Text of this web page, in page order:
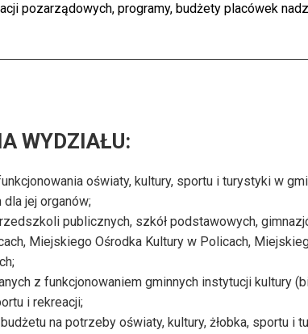
pozarządowych, programy, budżety placówek
WYDZIAŁU:
oświaty, kultury, sportu i turystyki w
jej organów;
publicznych, szkół podstawowych,
Miejskiego Ośrodka Kultury w Policach,
z funkcjonowaniem gminnych instytucji kultury
i rekreacji;
na potrzeby oświaty, kultury, żłobka, sportu i